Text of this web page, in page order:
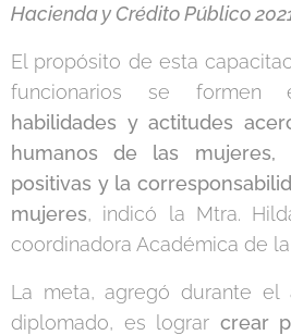
Hacienda y Crédito Público
El propósito de esta
funcionarios se formen
habilidades y actitudes
humanos de las mujeres,
positivas y la
mujeres, indicó la Mtra.
coordinadora Académica de la
La meta, agregó durante el
diplomado, es lograr crear